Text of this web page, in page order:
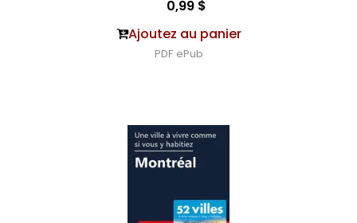
0,99 $
Ajoutez au panier
PDF ePub